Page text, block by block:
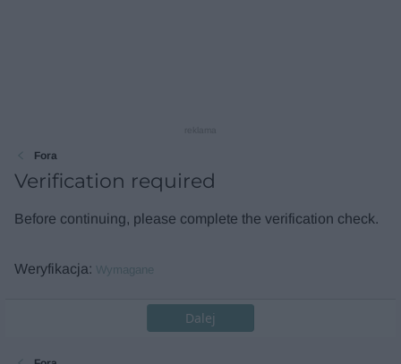
Fora
Verification required
Before continuing, please complete the verification check.
Weryfikacja Wymagane
Dalej